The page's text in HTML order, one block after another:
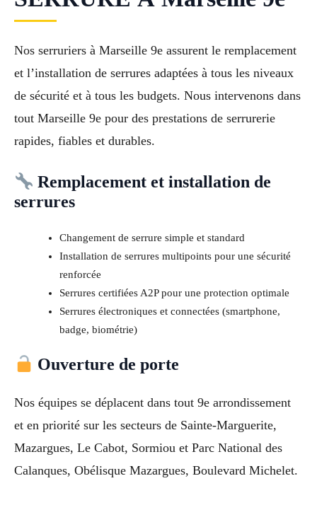
Nos serruriers à Marseille 9e assurent le remplacement
et l’installation de serrures adaptées à tous les niveaux
de sécurité et à tous les budgets. Nous intervenons dans
tout Marseille 9e pour des prestations de serrurerie
rapides, fiables et durables.
Remplacement et installation de
serrures
Changement de serrure simple et standard
Installation de serrures multipoints pour une sécurité
renforcée
Serrures certifiées A2P pour une protection optimale
Serrures électroniques et connectées (smartphone,
badge, biométrie)
Ouverture de porte
Nos équipes se déplacent dans tout 9e arrondissement
et en priorité sur les secteurs de Sainte-Marguerite,
Mazargues, Le Cabot, Sormiou et Parc National des
Calanques, Obélisque Mazargues, Boulevard Michelet.